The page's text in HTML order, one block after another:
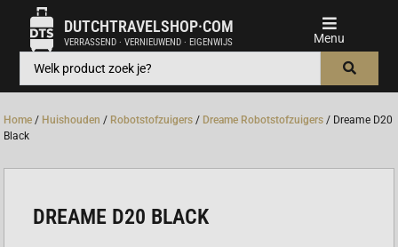
DUTCHTRAVELSHOP·COM
VERRASSEND · VERNIEUWEND · EIGENWIJS
Home / Huishouden / Robotstofzuigers / Dreame Robotstofzuigers / Dreame D20
Black
DREAME D20 BLACK